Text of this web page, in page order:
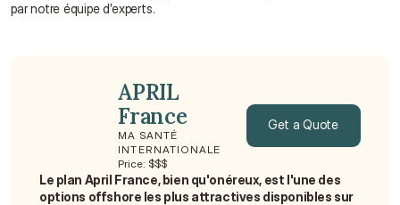
par notre équipe d’experts.
APRIL
France
MA SANTÉ
INTERNATIONALE
Price: $$$
Get a Quote
Le plan April France, bien qu'onéreux, est l'une des
options offshore les plus attractives disponibles sur